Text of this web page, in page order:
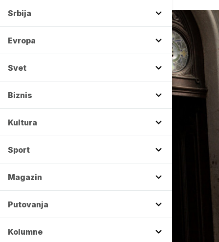
Srbija
Evropa
Svet
Biznis
Kultura
Sport
Magazin
Putovanja
Kolumne